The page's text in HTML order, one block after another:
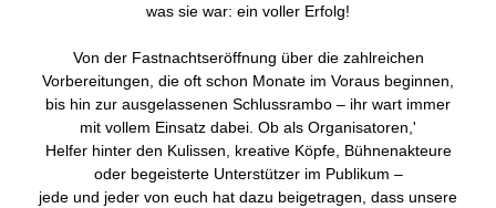
was sie war: ein voller Erfolg!
Von der Fastnachtseröffnung über die zahlreichen
Vorbereitungen, die oft schon Monate im Voraus beginnen,
bis hin zur ausgelassenen Schlussrambo – ihr wart immer
mit vollem Einsatz dabei. Ob als Organisatoren,'
Helfer hinter den Kulissen, kreative Köpfe, Bühnenakteure
oder begeisterte Unterstützer im Publikum –
jede und jeder von euch hat dazu beigetragen, dass unsere